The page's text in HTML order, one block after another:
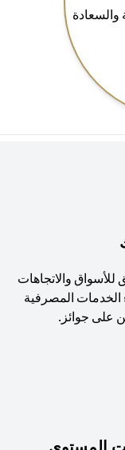
والاتجاهات
المصرفية
على جوائز.